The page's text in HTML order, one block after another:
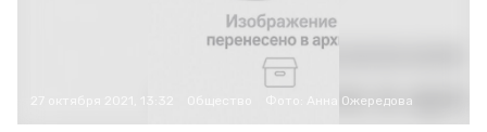
Анна Ожередова